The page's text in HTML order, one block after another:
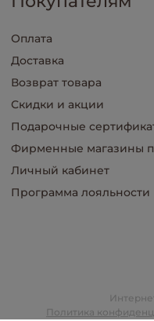
Оплата
Доставка
Возврат товара
Скидки и акции
Подарочные
Фирменные магазины
Личный кабинет
Программа лояльности
Политика